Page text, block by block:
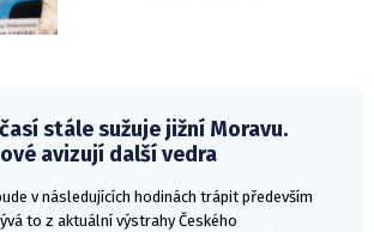
stále sužuje jižní Moravu.
avizují další vedra
v následujících hodinách trápit především
to z aktuální výstrahy Českého